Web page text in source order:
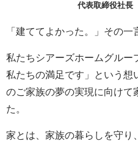
代表取締役社長
「建ててよかった。」その
私たちシアーズホームグルー
私たちの満足です」という想
のご家族の夢の実現に向けて
た。
家とは、家族の暮らしを守り